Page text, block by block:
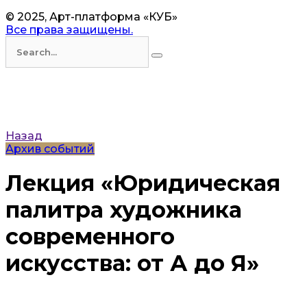
© 2025, Арт-платформа «КУБ»
Все права защищены.
Назад
Архив событий
Лекция «Юридическая
палитра художника
современного
искусства: от А до Я»